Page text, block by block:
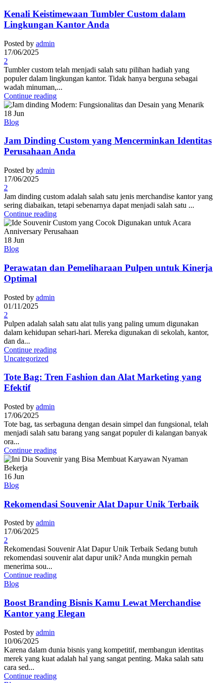
Kenali Keistimewaan Tumbler Custom dalam
Lingkungan Kantor Anda
Posted by admin
17/06/2025
2
Tumbler custom telah menjadi salah satu pilihan hadiah yang
populer dalam lingkungan kantor. Tidak hanya berguna sebagai
wadah minuman,...
Continue reading
18 Jun
Blog
Jam Dinding Custom yang Mencerminkan Identitas
Perusahaan Anda
Posted by admin
17/06/2025
2
Jam dinding custom adalah salah satu jenis merchandise kantor yang
sering diabaikan, tetapi sebenarnya dapat menjadi salah satu ...
Continue reading
18 Jun
Blog
Perawatan dan Pemeliharaan Pulpen untuk Kinerja
Optimal
Posted by admin
01/11/2025
2
Pulpen adalah salah satu alat tulis yang paling umum digunakan
dalam kehidupan sehari-hari. Mereka digunakan di sekolah, kantor,
dan da...
Continue reading
Uncategorized
Tote Bag: Tren Fashion dan Alat Marketing yang
Efektif
Posted by admin
17/06/2025
Tote bag, tas serbaguna dengan desain simpel dan fungsional, telah
menjadi salah satu barang yang sangat populer di kalangan banyak
ora...
Continue reading
16 Jun
Blog
Rekomendasi Souvenir Alat Dapur Unik Terbaik
Posted by admin
17/06/2025
2
Rekomendasi Souvenir Alat Dapur Unik Terbaik Sedang butuh
rekomendasi souvenir alat dapur unik? Anda mungkin pernah
menerima sou...
Continue reading
Blog
Boost Branding Bisnis Kamu Lewat Merchandise
Kantor yang Elegan
Posted by admin
10/06/2025
Karena dalam dunia bisnis yang kompetitif, membangun identitas
merek yang kuat adalah hal yang sangat penting. Maka salah satu
cara sed...
Continue reading